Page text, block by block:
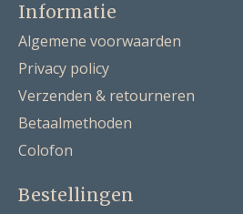
Informatie
Algemene voorwaarden
Privacy policy
Verzenden & retourneren
Betaalmethoden
Colofon
Bestellingen